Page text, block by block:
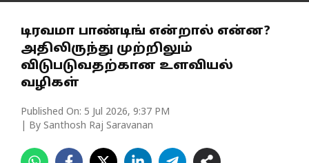
டிரவமா பாண்டிங் என்றால் என்ன?
அதிலிருந்து முற்றிலும்
விடுபடுவதற்கான உளவியல்
வழிகள்
Published On: 5 Jul 2026, 9:37 PM
| By Santhosh Raj Saravanan